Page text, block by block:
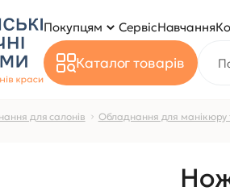
Покупцям СервісНавчання
Каталог товарів
для салонів Обладнання для манікюру